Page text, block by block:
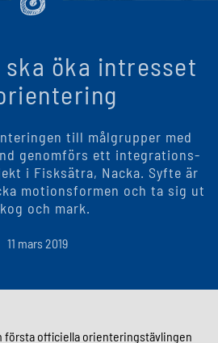
öka intresset
till målgrupper med
genomförs ett integrations-
i Fisksätra, Nacka. Syfte är
motionsformen och ta sig ut
och mark.
11 mars 2019
första officiella orienteringstävlingen